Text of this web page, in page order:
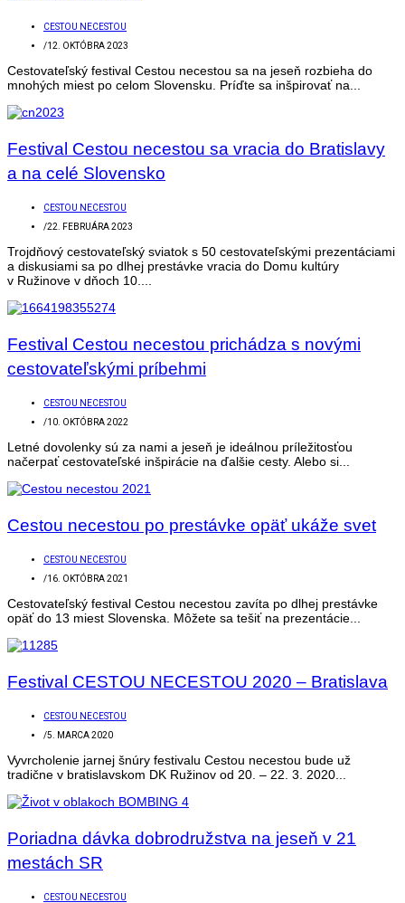
CESTOU NECESTOU
/12. OKTÓBRA 2023
Cestovateľský festival Cestou necestou sa na jeseň rozbieha do
mnohých miest po celom Slovensku. Príďte sa inšpirovať na...
Festival Cestou necestou sa vracia do Bratislavy
a na celé Slovensko
CESTOU NECESTOU
/22. FEBRUÁRA 2023
Trojdňový cestovateľský sviatok s 50 cestovateľskými prezentáciami
a diskusiami sa po dlhej prestávke vracia do Domu kultúry
v Ružinove v dňoch 10....
Festival Cestou necestou prichádza s novými
cestovateľskými príbehmi
CESTOU NECESTOU
/10. OKTÓBRA 2022
Letné dovolenky sú za nami a jeseň je ideálnou príležitosťou
načerpať cestovateľské inšpirácie na ďalšie cesty. Alebo si...
Cestou necestou po prestávke opäť ukáže svet
CESTOU NECESTOU
/16. OKTÓBRA 2021
Cestovateľský festival Cestou necestou zavíta po dlhej prestávke
opäť do 13 miest Slovenska. Môžete sa tešiť na prezentácie...
Festival CESTOU NECESTOU 2020 – Bratislava
CESTOU NECESTOU
/5. MARCA 2020
Vyvrcholenie jarnej šnúry festivalu Cestou necestou bude už
tradične v bratislavskom DK Ružinov od 20. – 22. 3. 2020...
Poriadna dávka dobrodružstva na jeseň v 21
mestách SR
CESTOU NECESTOU